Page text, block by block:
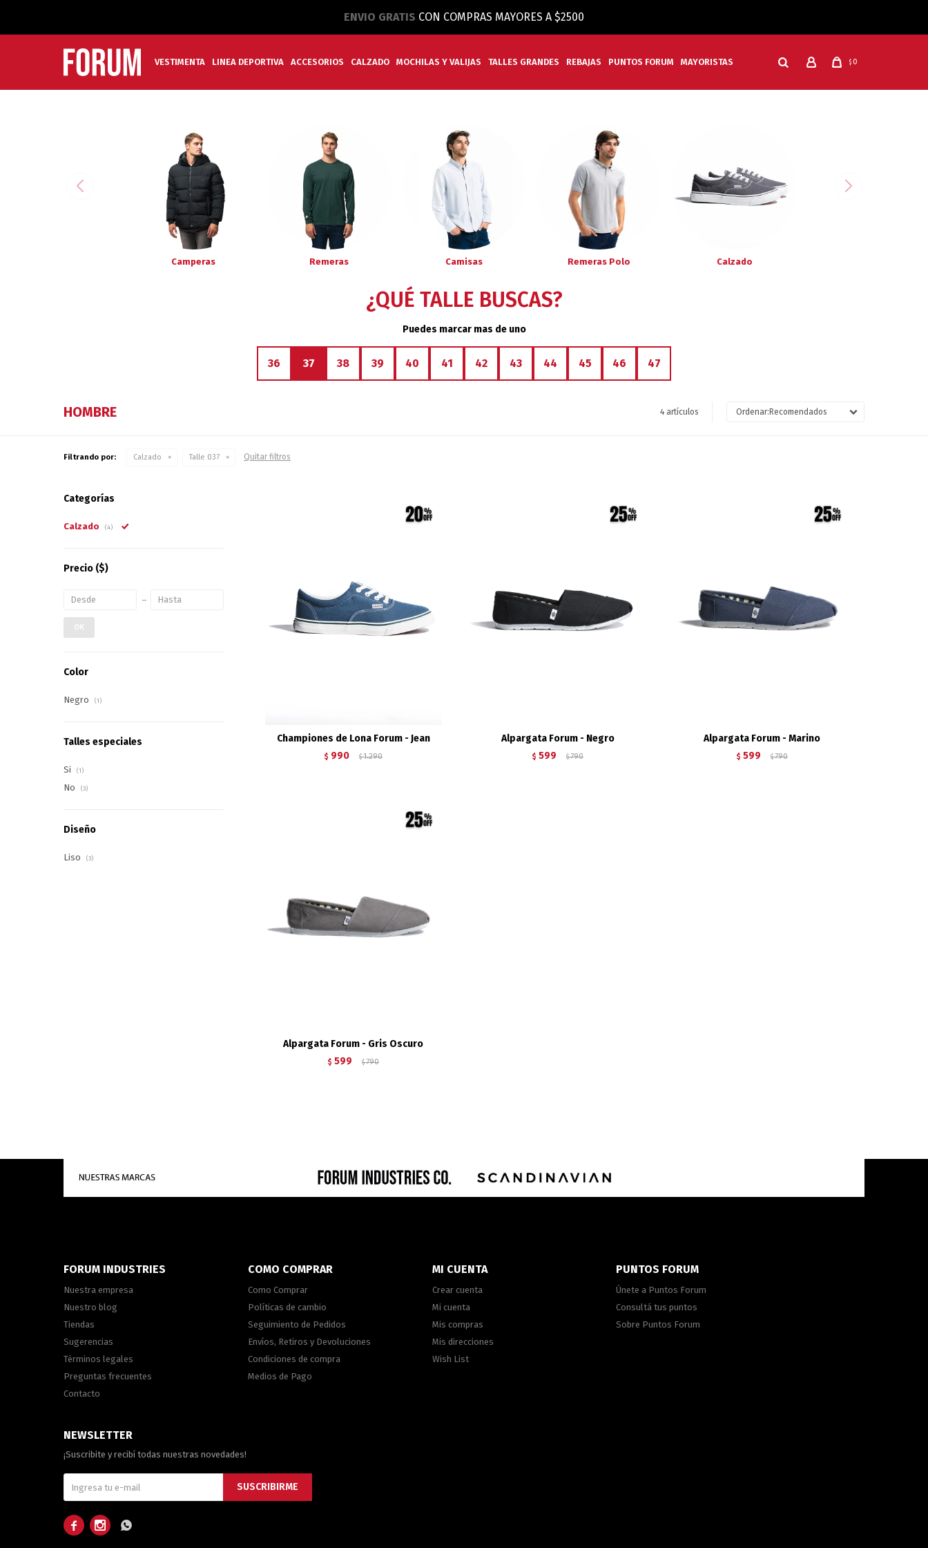
ENVIO GRATIS CON COMPRAS MAYORES A $2500
VESTIMENTA LINEA DEPORTIVA ACCESORIOS CALZADO MOCHILAS Y VALIJAS TALLES GRANDES REBAJAS PUNTOS FORUM MAYORISTAS $ 0
Camperas Remeras Camisas Remeras Polo Calzado
¿QUÉ TALLE BUSCAS?
Puedes marcar mas de uno
36 37 38 39 40 41 42 43 44 45 46 47
HOMBRE 4 artículos Recomendados
Filtrando por: Calzado Talle 037 Quitar filtros
Championes de Lona Forum - Jean
$ 990 $ 1.290
Alpargata Forum - Negro
$ 599 $ 790
Alpargata Forum - Marino
$ 599 $ 790
Alpargata Forum - Gris Oscuro
$ 599 $ 790
Categorías
Calzado (4)
Precio ($)
OK
Color
Negro (1)
Talles especiales
Si (1)
No (3)
Diseño
Liso (3)
FORUM INDUSTRIES
Nuestra empresa
Nuestro blog
Tiendas
Sugerencias
Términos legales
Preguntas frecuentes
Contacto
COMO COMPRAR
Como Comprar
Políticas de cambio
Seguimiento de Pedidos
Envíos, Retiros y Devoluciones
Condiciones de compra
Medios de Pago
MI CUENTA
Crear cuenta
Mi cuenta
Mis compras
Mis direcciones
Wish List
PUNTOS FORUM
Únete a Puntos Forum
Consultá tus puntos
Sobre Puntos Forum
NEWSLETTER
¡Suscribite y recibí todas nuestras novedades!
SUSCRIBIRME
  